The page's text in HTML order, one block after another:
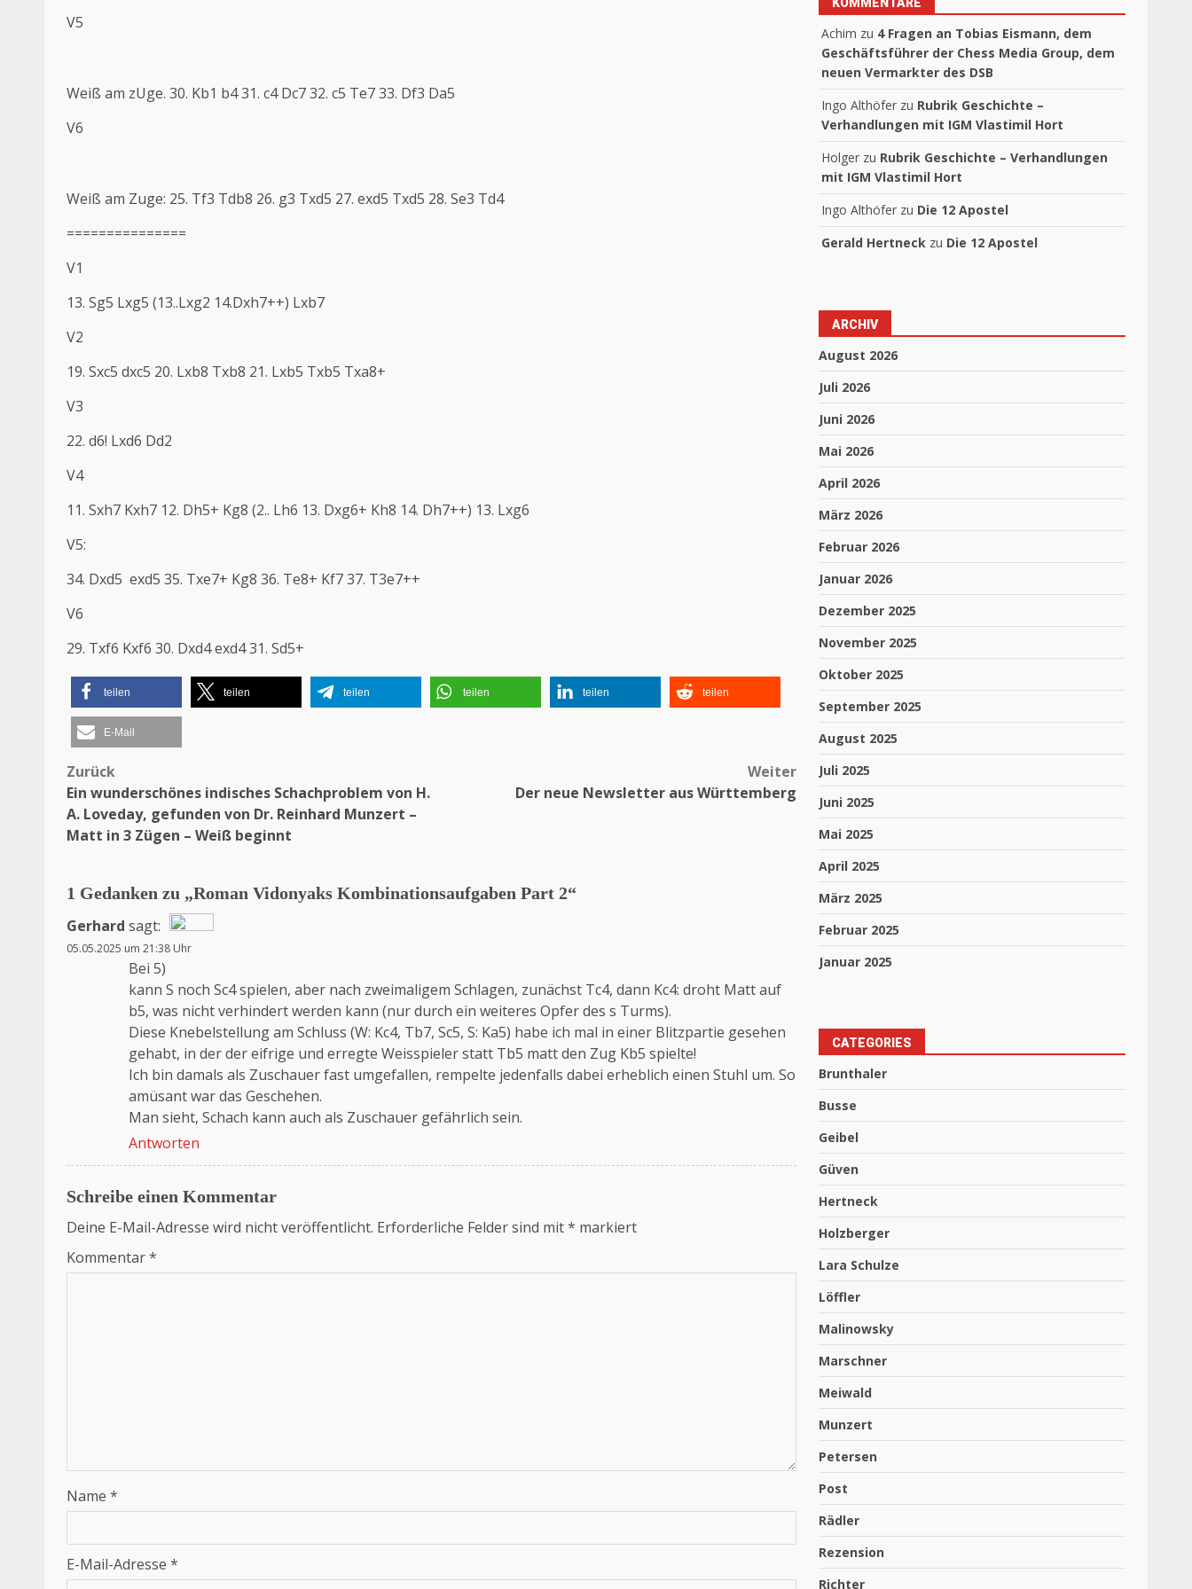
V5
Weiß am zUge. 30. Kb1 b4 31. c4 Dc7 32. c5 Te7 33. Df3 Da5
V6
Weiß am Zuge: 25. Tf3 Tdb8 26. g3 Txd5 27. exd5 Txd5 28. Se3 Td4
===============
V1
13. Sg5 Lxg5 (13..Lxg2 14.Dxh7++) Lxb7
V2
19. Sxc5 dxc5 20. Lxb8 Txb8 21. Lxb5 Txb5 Txa8+
V3
22. d6! Lxd6 Dd2
V4
11. Sxh7 Kxh7 12. Dh5+ Kg8 (2.. Lh6 13. Dxg6+ Kh8 14. Dh7++) 13. Lxg6
V5:
34. Dxd5 exd5 35. Txe7+ Kg8 36. Te8+ Kf7 37. T3e7++
V6
29. Txf6 Kxf6 30. Dxd4 exd4 31. Sd5+
teilen teilen teilen teilen teilen teilen
E-Mail
Beitragsnavigation
Zurück
Ein wunderschönes indisches Schachproblem von H.
A. Loveday, gefunden von Dr. Reinhard Munzert –
Matt in 3 Zügen – Weiß beginnt
Weiter
Der neue Newsletter aus Württemberg
1 Gedanken zu „Roman Vidonyaks Kombinationsaufgaben Part 2“
Gerhard sagt:
Das „Echte-Person“-Abzeichen!
Anti-Spam von CleanTalk
05.05.2025 um 21:38 Uhr
Bei 5)
kann S noch Sc4 spielen, aber nach zweimaligem Schlagen, zunächst Tc4, dann Kc4: droht Matt auf
b5, was nicht verhindert werden kann (nur durch ein weiteres Opfer des s Turms).
Diese Knebelstellung am Schluss (W: Kc4, Tb7, Sc5, S: Ka5) habe ich mal in einer Blitzpartie gesehen
gehabt, in der der eifrige und erregte Weisspieler statt Tb5 matt den Zug Kb5 spielte!
Ich bin damals als Zuschauer fast umgefallen, rempelte jedenfalls dabei erheblich einen Stuhl um. So
amüsant war das Geschehen.
Man sieht, Schach kann auch als Zuschauer gefährlich sein.
Antworten
Schreibe einen Kommentar
Deine E-Mail-Adresse wird nicht veröffentlicht. Erforderliche Felder sind mit* markiert
Kommentar*
Name *
E-Mail-Adresse *
KOMMENTARE
Achim zu 4 Fragen an Tobias Eismann, dem
Geschäftsführer der Chess Media Group, dem
neuen Vermarkter des DSB
Ingo Althöfer zu Rubrik Geschichte –
Verhandlungen mit IGM Vlastimil Hort
Holger zu Rubrik Geschichte – Verhandlungen
mit IGM Vlastimil Hort
Ingo Althöfer zu Die 12 Apostel
Gerald Hertneck zu Die 12 Apostel
ARCHIV
August 2026
Juli 2026
Juni 2026
Mai 2026
April 2026
März 2026
Februar 2026
Januar 2026
Dezember 2025
November 2025
Oktober 2025
September 2025
August 2025
Juli 2025
Juni 2025
Mai 2025
April 2025
März 2025
Februar 2025
Januar 2025
CATEGORIES
Brunthaler
Busse
Geibel
Güven
Hertneck
Holzberger
Lara Schulze
Löffler
Malinowsky
Marschner
Meiwald
Munzert
Petersen
Post
Rädler
Rezension
Richter